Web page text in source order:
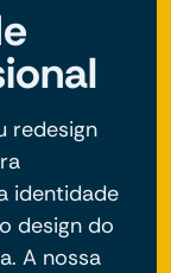
redesign
identidade
design do
A nossa